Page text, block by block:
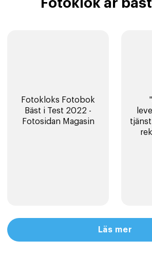
Fotoklok är
Fotokloks Fotobok
Bäst i Test 2022 -
Fotosidan Magasin
Läs mer